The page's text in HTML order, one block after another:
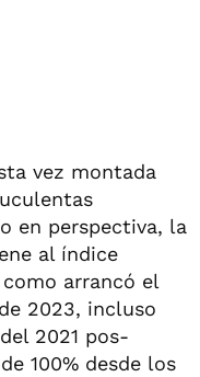
vez montada
en perspectiva, la
al índice
como arrancó el
2023, incluso
2021 pos-
100% desde los